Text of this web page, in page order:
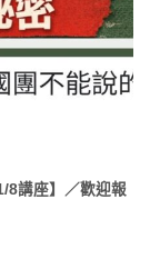
8講座】／歡迎報